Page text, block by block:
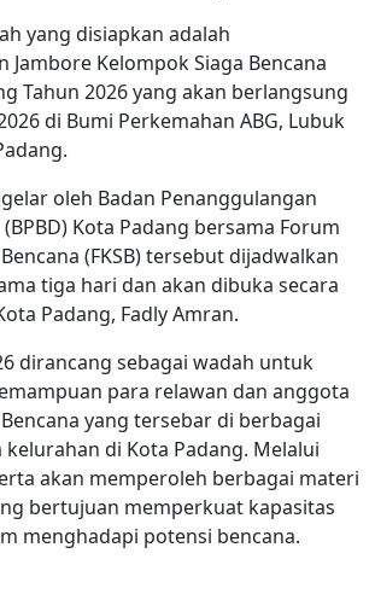
yang disiapkan adalah
Jambore Kelompok Siaga Bencana
Tahun 2026 yang akan berlangsung
di Bumi Perkemahan ABG, Lubuk
oleh Badan Penanggulangan
Kota Padang bersama Forum
(FKSB) tersebut dijadwalkan
tiga hari dan akan dibuka secara
Padang, Fadly Amran.
dirancang sebagai wadah untuk
para relawan dan anggota
yang tersebar di berbagai
di Kota Padang. Melalui
akan memperoleh berbagai materi
bertujuan memperkuat kapasitas
menghadapi potensi bencana.